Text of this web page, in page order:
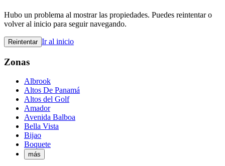
Hubo un problema al mostrar las propiedades. Puedes reintentar o
volver al inicio para seguir navegando.
Reintentar Ir al inicio
Zonas
Albrook
Altos De Panamá
Altos del Golf
Amador
Avenida Balboa
Bella Vista
Bijao
Boquete
más